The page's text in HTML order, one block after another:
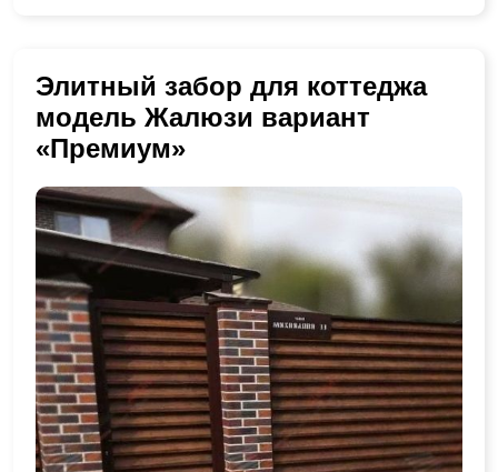
Элитный забор для коттеджа
модель Жалюзи вариант
«Премиум»